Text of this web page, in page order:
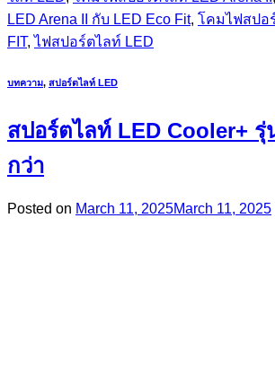
LED Arena II กับ LED Eco Fit, โคมไฟสปอ
FIT,ไฟสปอร์ตไลท์ LED
บทความ, สปอร์ตไลท์ LED
สปอร์ตไลท์ LED Cooler+ รุ่
กว่า
Posted on March 11, 2025March 11, 2025